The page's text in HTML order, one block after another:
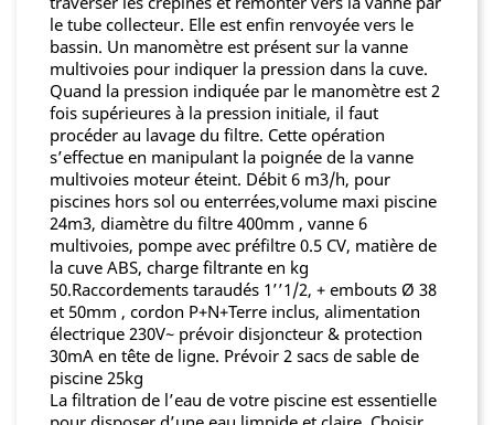
le tube collecteur. Elle est enfin renvoyée vers le
bassin. Un manomètre est présent sur la vanne
multivoies pour indiquer la pression dans la cuve.
Quand la pression indiquée par le manomètre est 2
fois supérieures à la pression initiale, il faut
procéder au lavage du filtre. Cette opération
s’effectue en manipulant la poignée de la vanne
multivoies moteur éteint. Débit 6 m3/h, pour
piscines hors sol ou enterrées,volume maxi piscine
24m3, diamètre du filtre 400mm , vanne 6
multivoies, pompe avec préfiltre 0.5 CV, matière de
la cuve ABS, charge filtrante en kg
50.Raccordements taraudés 1’’1/2, + embouts Ø 38
et 50mm , cordon P+N+Terre inclus, alimentation
électrique 230V~ prévoir disjoncteur & protection
30mA en tête de ligne. Prévoir 2 sacs de sable de
piscine 25kg
La filtration de l’eau de votre piscine est essentielle